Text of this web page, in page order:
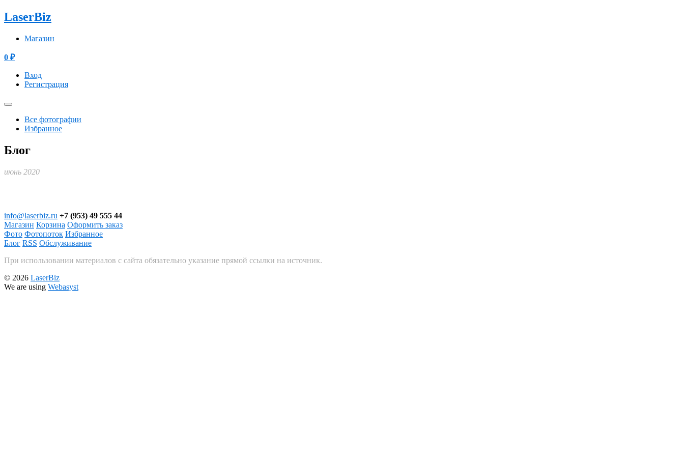
LaserBiz
Магазин
0 ₽
Вход
Регистрация
Все фотографии
Избранное
Блог
июнь 2020
info@laserbiz.ru +7 (953) 49 555 44
Магазин Корзина Оформить заказ
Фото Фотопоток Избранное
Блог RSS Обслуживание
При использовании материалов с сайта обязательно указание прямой ссылки на источник.
© 2026 LaserBiz
We are using Webasyst